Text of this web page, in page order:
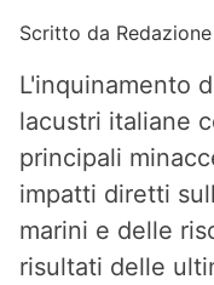
Scritto da
L'inquinamento
lacustri italiane
principali
impatti diretti
marini e delle
risultati delle